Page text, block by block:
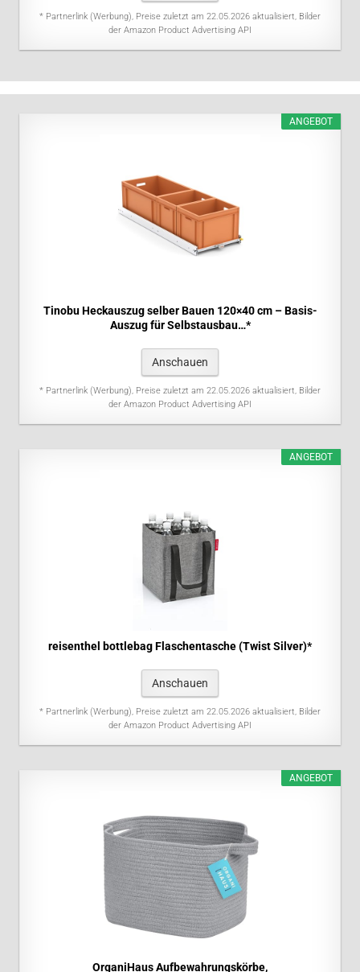
* Partnerlink (Werbung), Preise zuletzt am 22.05.2026 aktualisiert, Bilder
der Amazon Product Advertising API
ANGEBOT
Tinobu Heckauszug selber Bauen 120×40 cm – Basis-
Auszug für Selbstausbau…*
Anschauen
* Partnerlink (Werbung), Preise zuletzt am 22.05.2026 aktualisiert, Bilder
der Amazon Product Advertising API
ANGEBOT
reisenthel bottlebag Flaschentasche (Twist Silver)*
Anschauen
* Partnerlink (Werbung), Preise zuletzt am 22.05.2026 aktualisiert, Bilder
der Amazon Product Advertising API
ANGEBOT
OrganiHaus Aufbewahrungskörbe,